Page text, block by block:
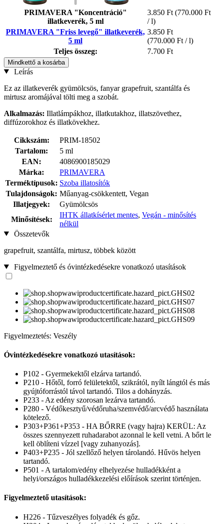
PRIMAVERA "Koncentráció"
illatkeverék, 5 ml
3.850 Ft (770.000 Ft
/ l)
PRIMAVERA "Friss levegő" illatkeverék,
5 ml
3.850 Ft
(770.000 Ft / l)
Teljes összeg:
7.700 Ft
Mindkettő a kosárba
Leírás
Ez az illatkeverék gyümölcsös, fanyar grapefruit, szantálfa és
mirtusz aromájával tölti meg a szobát.
Alkalmazás: Illatlámpákhoz, illatkutakhoz, illatszövethez,
diffúzorokhoz és illatkövekhez.
Cikkszám:
PRIM-18502
Tartalom:
5 ml
EAN:
4086900185029
Márka:
PRIMAVERA
Terméktípusok: Szoba illatosítók
Tulajdonságok: Műanyag-csökkentett, Vegan
Illatjegyek:
Gyümölcsös
Minősítések:
IHTK állatkísérlet mentes, Vegán - minősítés
nélkül
Összetevők
grapefruit, szantálfa, mirtusz, többek között
Figyelmeztető és óvintézkedésekre vonatkozó utasítások
Figyelmeztetés: Veszély
Óvintézkedésekre vonatkozó utasítások:
P102 - Gyermekektől elzárva tartandó.
P210 - Hőtől, forró felületektől, szikrától, nyílt lángtól és más
gyújtóforrástól távol tartandó. Tilos a dohányzás.
P233 - Az edény szorosan lezárva tartandó.
P280 - Védőkesztyű/védőruha/szemvédő/arcvédő használata
kötelező.
P303+P361+P353 - HA BŐRRE (vagy hajra) KERÜL: Az
összes szennyezett ruhadarabot azonnal le kell vetni. A bőrt le
kell öblíteni vízzel [vagy zuhanyozás].
P403+P235 - Jól szellőző helyen tárolandó. Hűvös helyen
tartandó.
P501 - A tartalom/edény elhelyezése hulladékként a
helyi/országos hulladékkezelési előírások szerint történjen.
Figyelmeztető utasítások:
H226 - Tűzveszélyes folyadék és gőz.